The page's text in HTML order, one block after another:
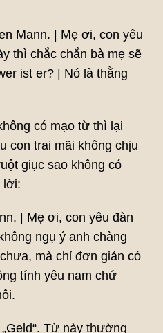
Mann. | Mẹ ơi, con yêu
thì chắc chắn bà mẹ sẽ
ist er? | Nó là thằng
có mạo từ thì lại
con trai mãi không chịu
giục sao không có
lời:
| Mẹ ơi, con yêu đàn
ngụ ý anh chàng
mà chỉ đơn giản có
tính yêu nam chứ
Từ này thường